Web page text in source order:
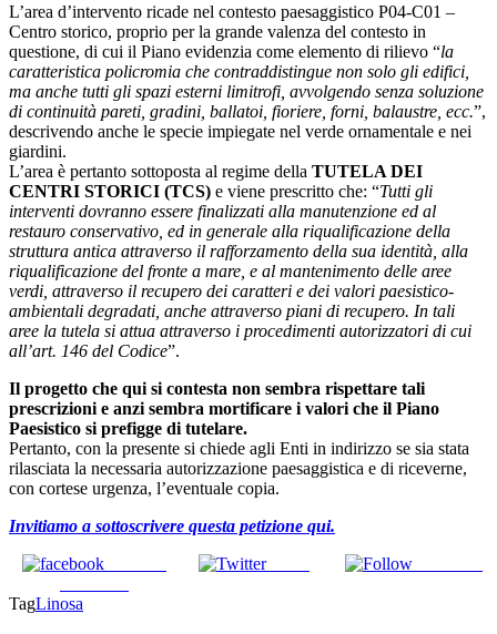
L’area d’intervento ricade nel contesto paesaggistico P04-C01 –
Centro storico, proprio per la grande valenza del contesto in
questione, di cui il Piano evidenzia come elemento di rilievo “la
caratteristica policromia che contraddistingue non solo gli edifici,
ma anche tutti gli spazi esterni limitrofi, avvolgendo senza soluzione
di continuità pareti, gradini, ballatoi, fioriere, forni, balaustre, ecc.”,
descrivendo anche le specie impiegate nel verde ornamentale e nei
giardini.
L’area è pertanto sottoposta al regime della TUTELA DEI
CENTRI STORICI (TCS) e viene prescritto che: “Tutti gli
interventi dovranno essere finalizzati alla manutenzione ed al
restauro conservativo, ed in generale alla riqualificazione della
struttura antica attraverso il rafforzamento della sua identità, alla
riqualificazione del fronte a mare, e al mantenimento delle aree
verdi, attraverso il recupero dei caratteri e dei valori paesistico-
ambientali degradati, anche attraverso piani di recupero. In tali
aree la tutela si attua attraverso i procedimenti autorizzatori di cui
all’art. 146 del Codice”.
Il progetto che qui si contesta non sembra rispettare tali
prescrizioni e anzi sembra mortificare i valori che il Piano
Paesistico si prefigge di tutelare.
Pertanto, con la presente si chiede agli Enti in indirizzo se sia stata
rilasciata la necessaria autorizzazione paesaggistica e di riceverne,
con cortese urgenza, l’eventuale copia.
Invitiamo a sottoscrivere questa petizione qui.
Tweet
TagLinosa